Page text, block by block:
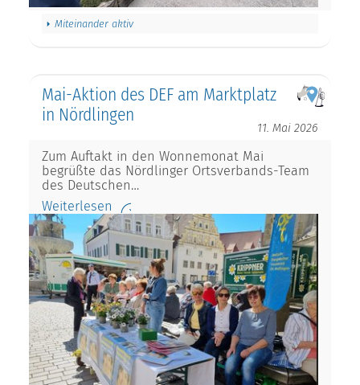
Miteinander aktiv
Mai-Aktion des DEF am Marktplatz
in Nördlingen
11. Mai 2026
Zum Auftakt in den Wonnemonat Mai
begrüßte das Nördlinger Ortsverbands-Team
des Deutschen…
Weiterlesen